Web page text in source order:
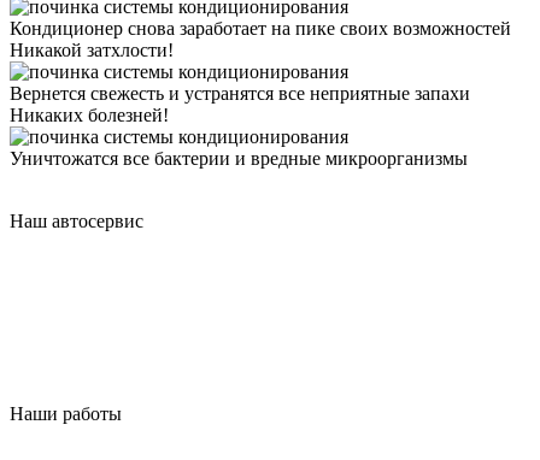
Кондиционер снова заработает на пике своих возможностей
Никакой затхлости!
Вернется свежесть и устранятся все неприятные запахи
Никаких болезней!
Уничтожатся все бактерии и вредные микроорганизмы
Наш автосервис
Наши работы